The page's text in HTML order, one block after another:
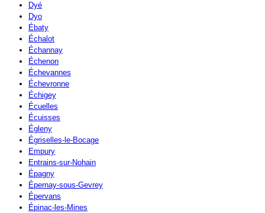
Dyé
Dyo
Ébaty
Échalot
Échannay
Échenon
Échevannes
Échevronne
Échigey
Écuelles
Écuisses
Égleny
Égriselles-le-Bocage
Empury
Entrains-sur-Nohain
Épagny
Épernay-sous-Gevrey
Épervans
Épinac-les-Mines